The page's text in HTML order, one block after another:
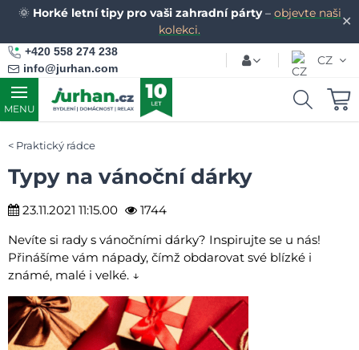
✕
🌞 Horké letní tipy pro vaši zahradní párty– objevte naši
kolekci.
+420 558 274 238
info@jurhan.com
CZ
MENU
Praktický rádce
Typy na vánoční dárky
23.11.2021 11:15.00
1744
Nevíte si rady s vánočními dárky? Inspirujte se u nás!
Přinášíme vám nápady, čímž obdarovat své blízké i
známé, malé i velké. ↓